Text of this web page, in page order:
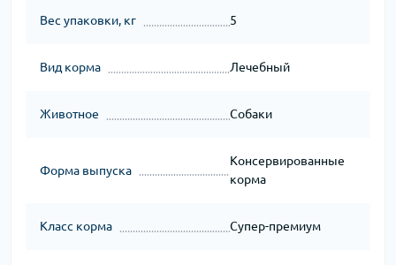
Вес упаковки, кг 5
Вид корма Лечебный
Животное Собаки
Форма выпуска
Консервированные
корма
Класс корма Супер-премиум